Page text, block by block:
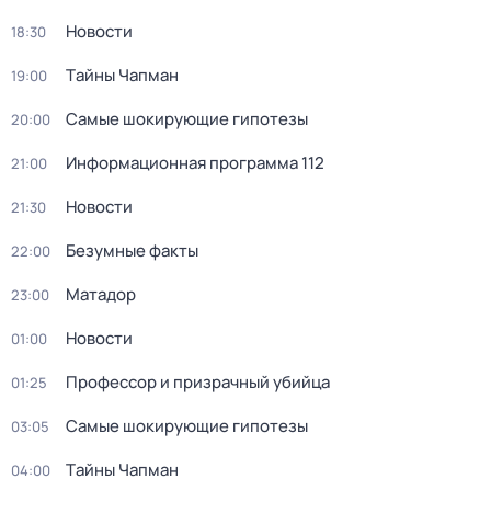
18:30 Новости
19:00 Тaйны Чапман
20:00 Самые шoкиpующие гипотезы
21:00 Информационная программа 112
21:30 Новости
22:00 Безумные факты
23:00 Матадор
01:00 Новости
01:25 Профессор и призрачный убийца
03:05 Самые шoкиpующие гипотезы
04:00 Тaйны Чапман